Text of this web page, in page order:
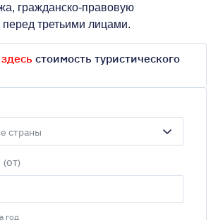
гражданско-правовую
перед третьими лицами.
стоимость туристического
страны
(ОТ)
год